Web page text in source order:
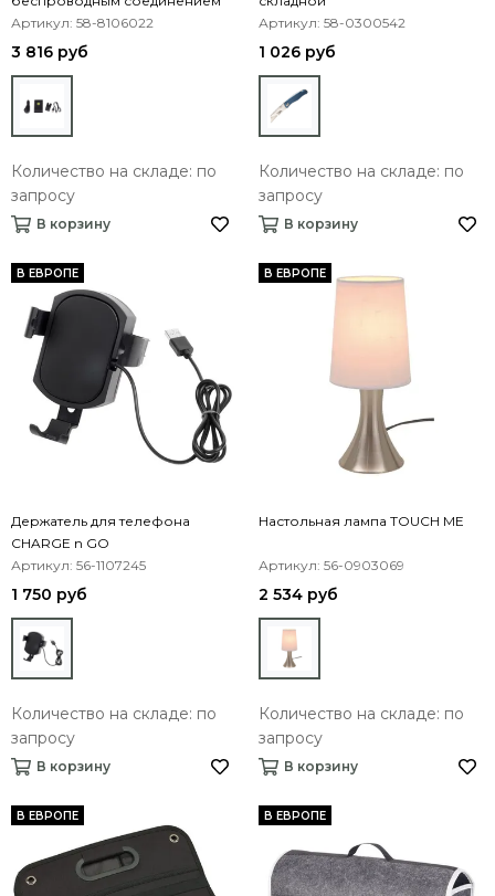
FREE DRIVE
Артикул: 58-8106022
3 816 руб
Количество на складе: по
запросу
В корзину
Артикул: 58-0300542
1 026 руб
Количество на складе: по
запросу
В корзину
В ЕВРОПЕ
Держатель для телефона
CHARGE n GO
Артикул: 56-1107245
1 750 руб
Количество на складе: по
запросу
В корзину
В ЕВРОПЕ
Настольная лампа TOUCH ME
Артикул: 56-0903069
2 534 руб
Количество на складе: по
запросу
В корзину
В ЕВРОПЕ В ЕВРОПЕ